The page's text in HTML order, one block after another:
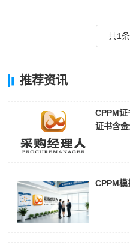
共1条
推荐资讯
CPPM
证书含
CPPM